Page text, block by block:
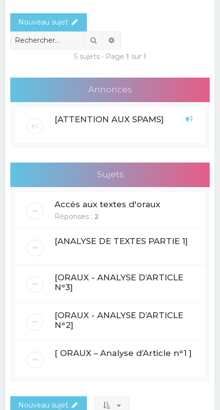
r
Nouveau sujet
Rechercher
5 sujets • Page 1 sur 1
Annonces
[ATTENTION AUX SPAMS]
Sujets
Accès aux textes d'oraux
Réponses : 2
[ANALYSE DE TEXTES PARTIE 1]
[ORAUX - ANALYSE D’ARTICLE
N°3]
[ORAUX - ANALYSE D’ARTICLE
N°2]
[ ORAUX – Analyse d’Article n°1 ]
Nouveau sujet